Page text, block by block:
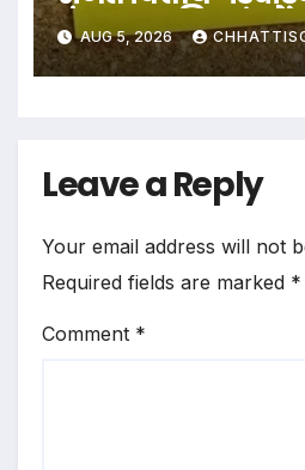
पंचायत सचिव
AUG 5, 2026
Leave a Reply
Your email address will not
Required fields are marked *
Comment *